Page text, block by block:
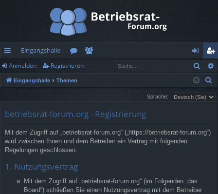
ch
ne
ug
rif
f
Eingangshalle
or
en
r
n
m
el
n
eg
ist
rie
n
Anmelden Registrieren
Eingangshalle Themen
c
Sprache:
betriebsrat-forum.org - Registrierung
Mit dem Zugriff auf „betriebsrat-forum.org“ („https://betriebsrat-forum.org“)
wird zwischen Ihnen und dem Betreiber ein Vertrag mit folgenden
Regelungen geschlossen:
1. Nutzungsvertrag
Mit dem Zugriff auf „betriebsrat-forum.org“ (im Folgenden „das
Board“) schließen Sie einen Nutzungsvertrag mit dem Betreiber